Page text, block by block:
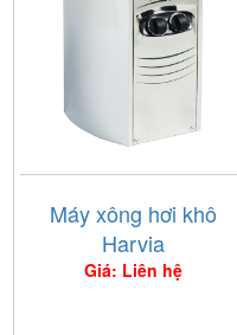
Máy xông hơi khô
Harvia
Giá: Liên hệ